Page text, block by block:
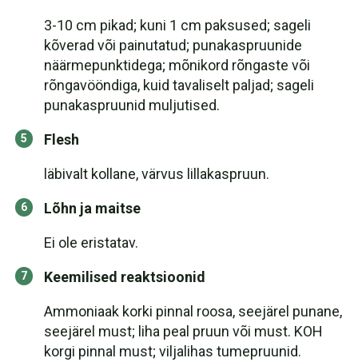
3-10 cm pikad; kuni 1 cm paksused; sageli
kõverad või painutatud; punakaspruunide
näärmepunktidega; mõnikord rõngaste või
rõngavööndiga, kuid tavaliselt paljad; sageli
punakaspruunid muljutised.
Flesh
läbivalt kollane, värvus lillakaspruun.
Lõhn ja maitse
Ei ole eristatav.
Keemilised reaktsioonid
Ammoniaak korki pinnal roosa, seejärel punane,
seejärel must; liha peal pruun või must. KOH
korgi pinnal must; viljalihas tumepruunid.